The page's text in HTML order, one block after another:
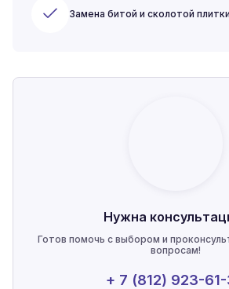
Замена битой и сколотой плитки
Нужна
Готов помочь с выбором и
вопросам!
+ 7 (812) 923-